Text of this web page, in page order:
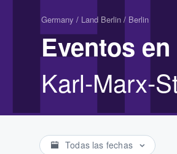
Germany / Land Berlin / Berlin
Eventos
Karl-Marx-
Todas las fechas